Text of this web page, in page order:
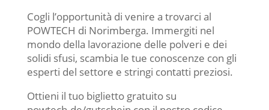
Cogli l’opportunità di venire a trovarci al
POWTECH di Norimberga. Immergiti nel
mondo della lavorazione delle polveri e dei
solidi sfusi, scambia le tue conoscenze con gli
esperti del settore e stringi contatti preziosi.
Ottieni il tuo biglietto gratuito su